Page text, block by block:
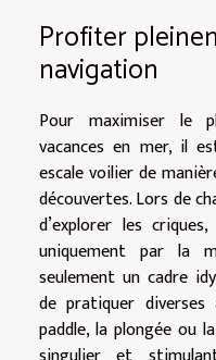
Profiter
navigation
Pour maximiser le
vacances en mer, il
escale voilier de
découvertes. Lors de
d’explorer les
uniquement par la
seulement un cadre
de pratiquer
paddle, la plongée ou